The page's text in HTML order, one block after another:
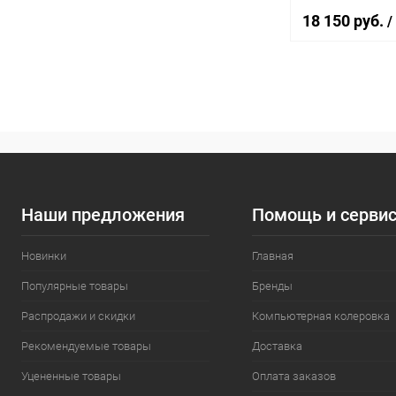
уп 6 шт]
18 150 руб. /
Наши предложения
Новинки
Популярные товары
Распродажи и скидки
Рекомендуемые товары
Уцененные товары
Помощь и
Главная
Бренды
Компьютерная колеровка
Доставка
Оплата заказов